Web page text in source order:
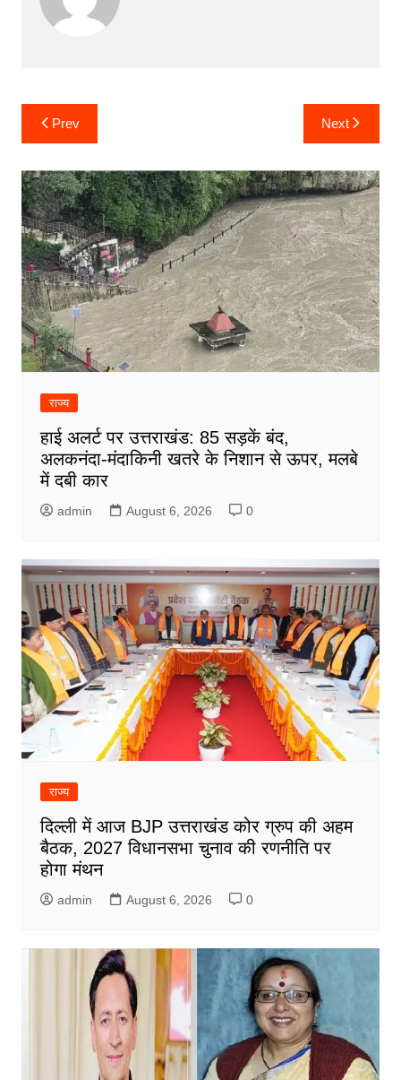
Post
navigation
Prev Next
राज्य
हाई अलर्ट पर उत्तराखंड: 85 सड़कें बंद,
अलकनंदा-मंदाकिनी खतरे के निशान से ऊपर, मलबे
में दबी कार
admin August 6, 2026 0
राज्य
दिल्ली में आज BJP उत्तराखंड कोर ग्रुप की अहम
बैठक, 2027 विधानसभा चुनाव की रणनीति पर
होगा मंथन
admin August 6, 2026 0